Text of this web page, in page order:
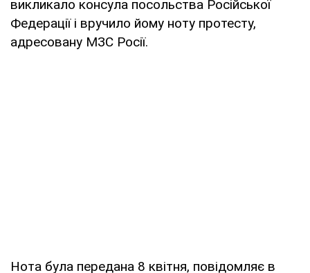
викликало консула посольства Російської
Федерації і вручило йому ноту протесту,
адресовану МЗС Росії.
Нота була передана 8 квітня, повідомляє в